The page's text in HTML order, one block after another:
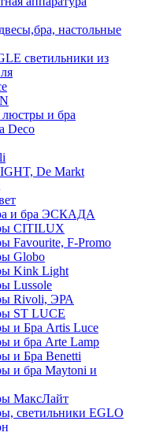
настольные
светильники из
и бра
Deco
De Markt
и бра ЭСКАДА
CITILUX
Favourite, F-Promo
Globo
Kink Light
Lussole
Rivoli, ЭРА
ST LUCE
и Бра Artis Luce
и бра Arte Lamp
и Бра Benetti
и бра Maytoni и
МаксЛайт
светильники EGLO